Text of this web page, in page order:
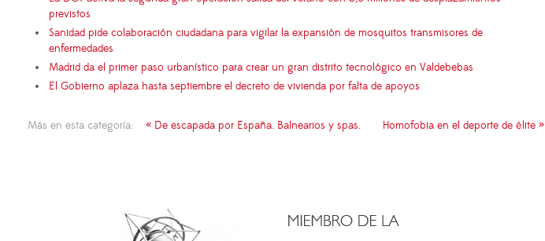
previstos
Sanidad pide colaboración ciudadana para vigilar la expansión de mosquitos transmisores de
enfermedades
Madrid da el primer paso urbanístico para crear un gran distrito tecnológico en Valdebebas
El Gobierno aplaza hasta septiembre el decreto de vivienda por falta de apoyos
Más en esta categoría: « De escapada por España. Balnearios y spas. Homofobia en el deporte de élite »